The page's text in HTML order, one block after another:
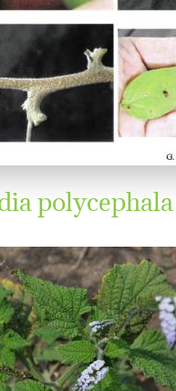
polycephala